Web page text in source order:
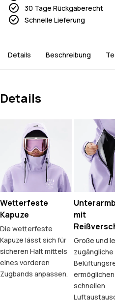
30 Tage Rückgaberecht
Schnelle Lieferung
Details Beschreibung
Details
Wetterfeste
Kapuze
Die wetterfeste
Kapuze lässt sich für
sicheren Halt mittels
eines vorderen
Zugbands anpassen.
mit
Große und
zugängliche
schnellen